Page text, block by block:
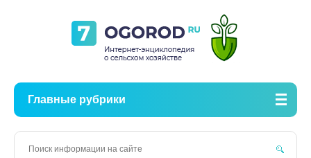
Главные рубрики